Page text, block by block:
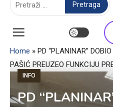
Home » PD “PLANINAR”
PAŠIĆ PREUZEO FUNKCIJU
INFO
PD